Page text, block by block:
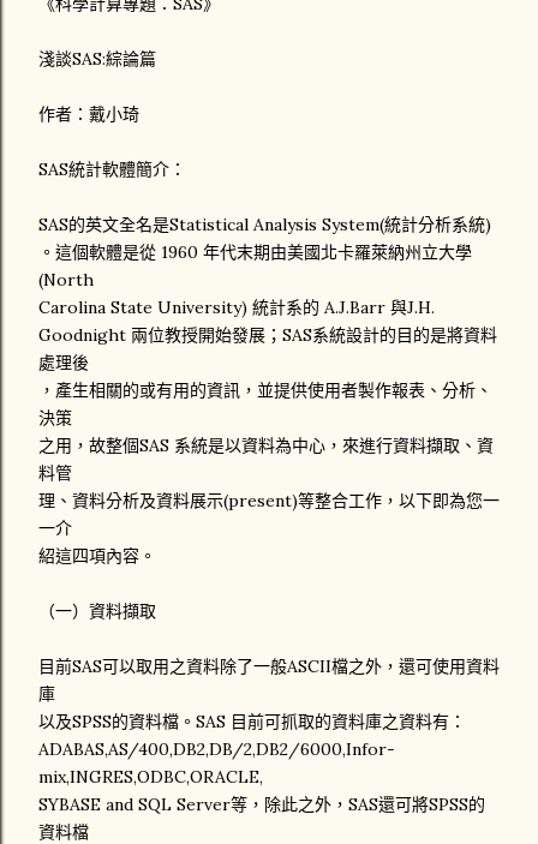
淺談SAS:綜論篇
作者：戴小琦
SAS統計軟體簡介：
SAS的英文全名是Statistical Analysis System(統計分析系統)
。這個軟體是從 1960 年代末期由美國北卡羅萊納州立大學
(North
Carolina State University) 統計系的 A.J.Barr 與J.H.
Goodnight 兩位教授開始發展；SAS系統設計的目的是將資料
處理後
，產生相關的或有用的資訊，並提供使用者製作報表、分析、
決策
之用，故整個SAS 系統是以資料為中心，來進行資料擷取、資
料管
理、資料分析及資料展示(present)等整合工作，以下即為您一
一介
紹這四項內容。
（一）資料擷取
目前SAS可以取用之資料除了一般ASCII檔之外，還可使用資料
庫
以及SPSS的資料檔。SAS 目前可抓取的資料庫之資料有：
ADABAS,AS/400,DB2,DB/2,DB2/6000,Infor-
mix,INGRES,ODBC,ORACLE,
SYBASE and SQL Server等，除此之外，SAS還可將SPSS的
資料檔